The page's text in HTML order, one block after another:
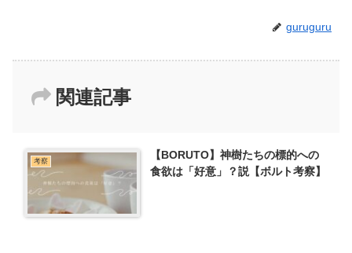
guruguru
関連記事
考察
【BORUTO】神樹たちの標的への
食欲は「好意」？説【ボルト考察】